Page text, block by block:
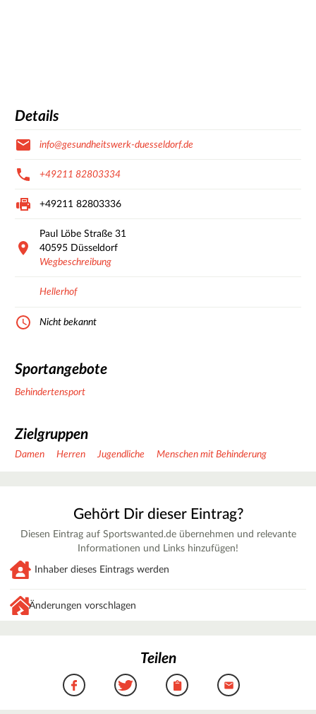
Details
info@gesundheitswerk-duesseldorf.de
+49211 82803334
+49211 82803336
Paul Löbe Straße 31
40595 Düsseldorf
Wegbeschreibung
Hellerhof
Nicht bekannt
Sportangebote
Behindertensport
Zielgruppen
Damen Herren Jugendliche Menschen mit Behinderung
Gehört Dir dieser Eintrag?
Diesen Eintrag auf Sportswanted.de übernehmen und relevante
Informationen und Links hinzufügen!
Inhaber dieses Eintrags werden
Änderungen vorschlagen
Teilen